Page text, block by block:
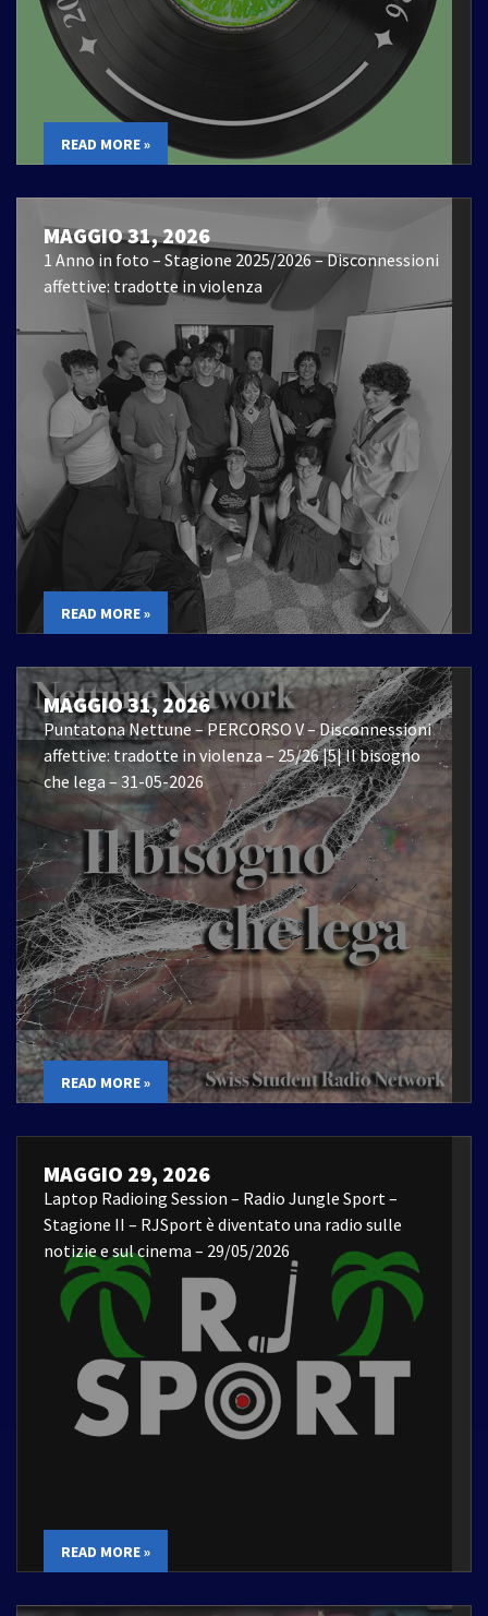
READ MORE »
MAGGIO 31, 2026
1 Anno in foto – Stagione 2025/2026 – Disconnessioni
affettive: tradotte in violenza
READ MORE »
MAGGIO 31, 2026
Puntatona Nettune – PERCORSO V – Disconnessioni
affettive: tradotte in violenza – 25/26 |5| Il bisogno
che lega – 31-05-2026
READ MORE »
MAGGIO 29, 2026
Laptop Radioing Session – Radio Jungle Sport –
Stagione II – RJSport è diventato una radio sulle
notizie e sul cinema – 29/05/2026
READ MORE »